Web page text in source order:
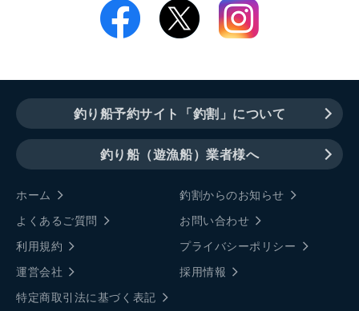
釣り船予約サイト「釣割」について
釣り船（遊漁船）業者様へ
ホーム
釣割からのお知らせ
よくあるご質問
お問い合わせ
利用規約
プライバシーポリシー
運営会社
採用情報
特定商取引法に基づく表記